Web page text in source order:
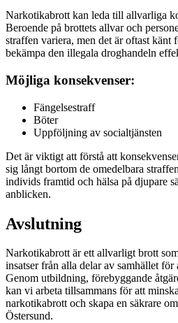
Narkotikabrott kan leda till allvarliga
Beroende på brottets allvar och
straffen variera, men det är oftast känt
bekämpa den illegala droghandeln
Möjliga konsekvenser:
Fängelsestraff
Böter
Uppföljning av socialtjänsten
Det är viktigt att förstå att
sig långt bortom de omedelbara
individs framtid och hälsa på djupare
anblicken.
Avslutning
Narkotikabrott är ett allvarligt brott
insatser från alla delar av samhället
Genom utbildning, förebyggande
kan vi arbeta tillsammans för att
narkotikabrott och skapa en säkrare
Östersund.